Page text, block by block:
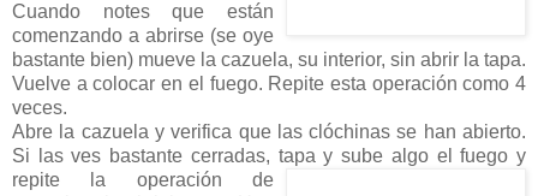
Cuando notes que están
comenzando a abrirse (se oye
bastante bien) mueve la cazuela, su interior, sin abrir la tapa.
Vuelve a colocar en el fuego. Repite esta operación como 4
veces.
Abre la cazuela y verifica que las clóchinas se han abierto.
Si las ves bastante cerradas, tapa y sube algo el fuego y
repite la operación de